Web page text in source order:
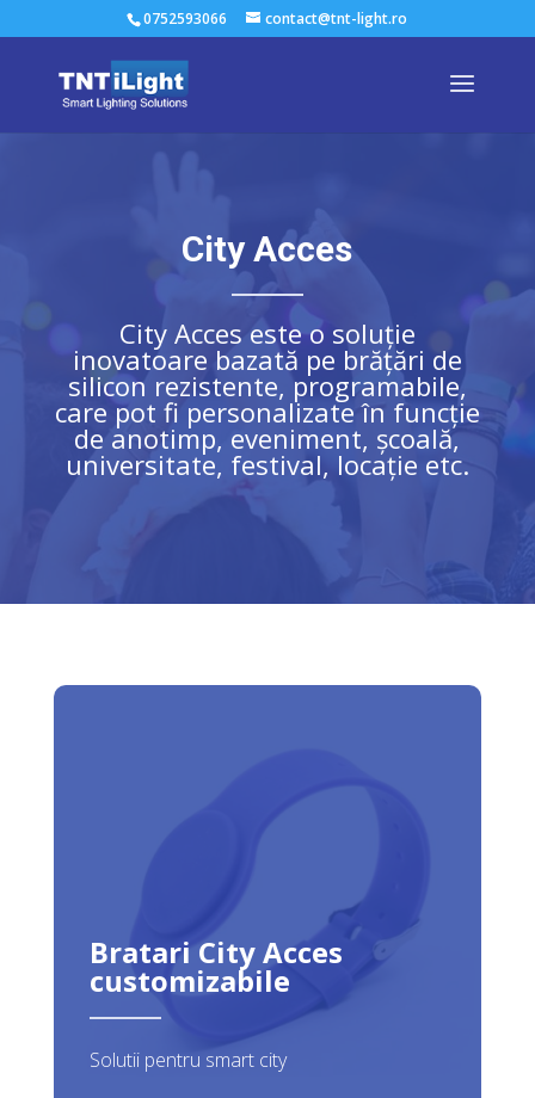
0752593066 contact@tnt-light.ro
City Acces
City Acces este o soluție
inovatoare bazată pe brățări de
silicon rezistente, programabile,
care pot fi personalizate în funcție
de anotimp, eveniment, școală,
universitate, festival, locație etc.
Bratari City Acces
customizabile
Solutii pentru smart city